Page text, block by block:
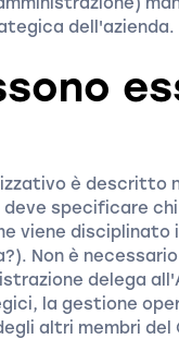
dell'azienda.
è descritto
specificare
viene disciplinato
Non è
delega
la gestione
altri membri